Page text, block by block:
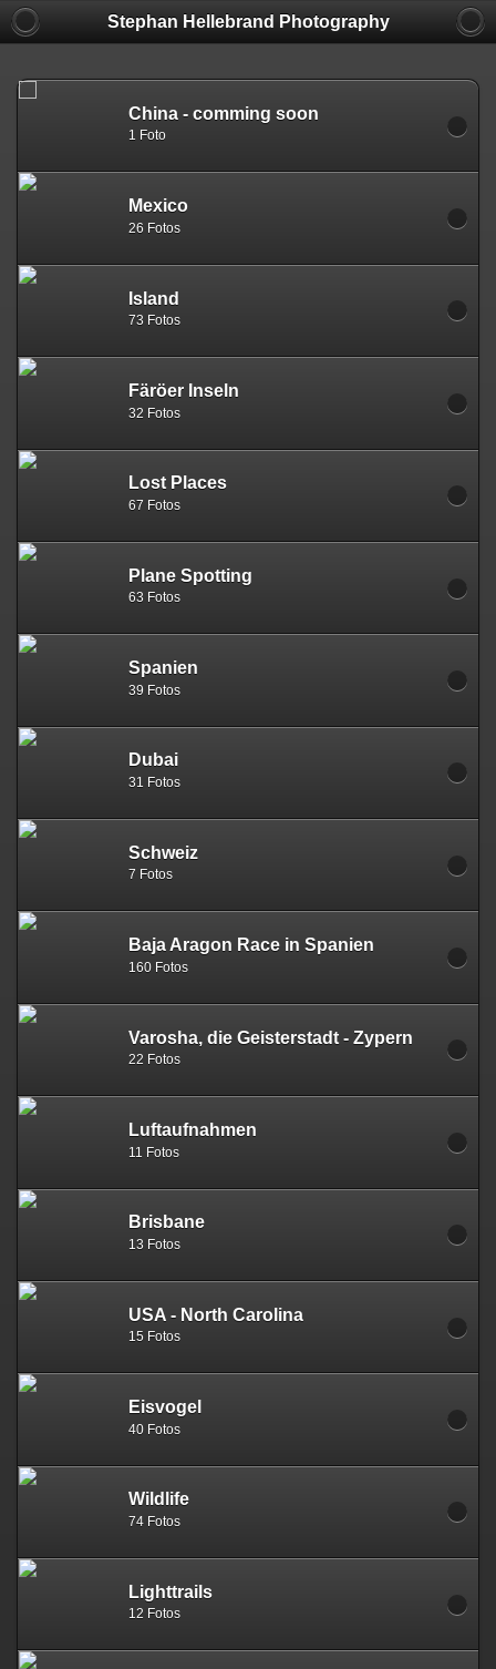
Stephan Hellebrand Photography
China - comming soon
1 Foto
Mexico
26 Fotos
Island
73 Fotos
Färöer Inseln
32 Fotos
Lost Places
67 Fotos
Plane Spotting
63 Fotos
Spanien
39 Fotos
Dubai
31 Fotos
Schweiz
7 Fotos
Baja Aragon Race in Spanien
160 Fotos
Varosha, die Geisterstadt - Zypern
22 Fotos
Luftaufnahmen
11 Fotos
Brisbane
13 Fotos
USA - North Carolina
15 Fotos
Eisvogel
40 Fotos
Wildlife
74 Fotos
Lighttrails
12 Fotos